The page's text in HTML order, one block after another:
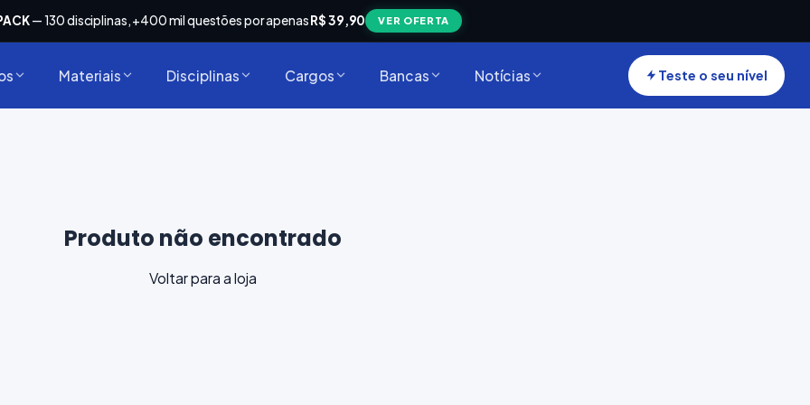
— 130 disciplinas, +400 mil questões por apenasR$ 39,90 VER OFERTA
Materiais Disciplinas Cargos Bancas Notícias Teste o seu nível
Produto não encontrado
Voltar para a loja